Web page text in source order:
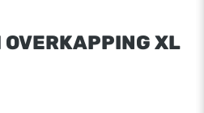
OVERKAPPING XL